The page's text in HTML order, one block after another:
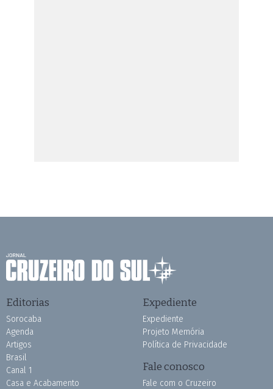
Editorias
Sorocaba
Agenda
Artigos
Brasil
Canal 1
Casa e Acabamento
Expediente
Expediente
Projeto Memória
Política de Privacidade
Fale conosco
Fale com o Cruzeiro